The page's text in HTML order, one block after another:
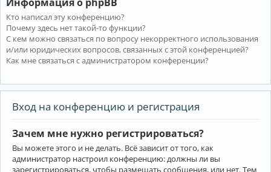
Кто написал эту конференцию?
Почему здесь нет такой-то функции?
С кем можно связаться по вопросу некорректного использования
и/или юридических вопросов, связанных с этой конференцией?
Как мне связаться с администратором конференции?
Вход на конференцию и регистрация
Зачем мне нужно регистрироваться?
Вы можете этого и не делать. Всё зависит от того, как
администратор настроил конференцию: должны ли вы
зарегистрироваться, чтобы размещать сообщения, или нет. Тем